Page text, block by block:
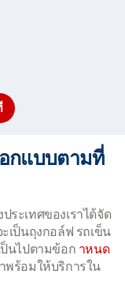
กแบบตามที่
ระเทศของเราได้จัด
เป็นถุงกอล์ฟ รถเข็น
นไปตามข้อก าหนด
พร้อมให้บริการใน